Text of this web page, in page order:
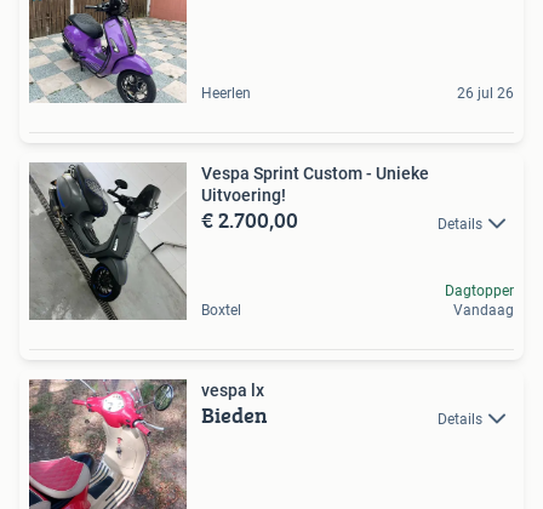
Heerlen 26 jul 26
Vespa Sprint Custom - Unieke
Uitvoering!
€ 2.700,00 Details
Boxtel
Dagtopper
Vandaag
vespa lx
Bieden Details